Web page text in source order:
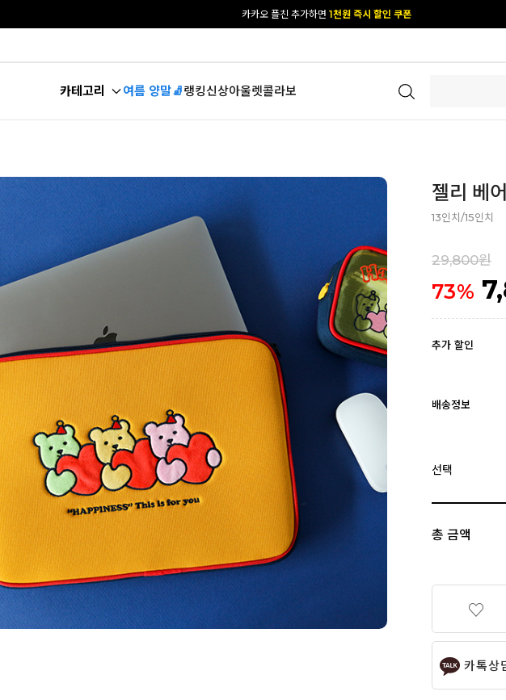
[공식몰 단독] 앱 다운받고2% 결제 할인 받기
카테고리 여름 양말🧦랭킹신상아울렛콜라보
젤리 베
13인치/15인치
29,800원
73%
추가 할인
배송정보
선택
총 금액
카톡상